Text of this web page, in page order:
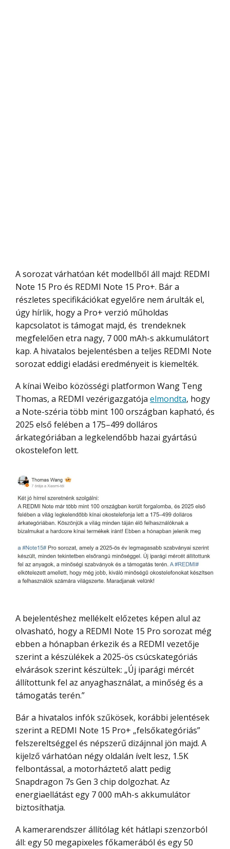
A sorozat várhatóan két modellből áll majd: REDMI
Note 15 Pro és REDMI Note 15 Pro+. Bár a
részletes specifikációkat egyelőre nem árulták el,
úgy hírlik, hogy a Pro+ verzió műholdas
kapcsolatot is támogat majd, és trendeknek
megfelelően etra nagy, 7 000 mAh-s akkumulátort
kap. A hivatalos bejelentésben a teljes REDMI Note
sorozat eddigi eladási eredményeit is kiemelték.
A kínai Weibo közösségi platformon Wang Teng
Thomas, a REDMI vezérigazgatója elmondta, hogy
a Note-széria több mint 100 országban kapható, és
2025 első felében a 175–499 dolláros
árkategóriában a legkelendőbb hazai gyártású
okostelefon lett.
A bejelentéshez mellékelt előzetes képen alul az
olvasható, hogy a REDMI Note 15 Pro sorozat még
ebben a hónapban érkezik és a REDMI vezetője
szerint a készülékek a 2025-ös csúcskategóriás
elvárások szerint készültek: „Új iparági mércét
állítottunk fel az anyaghasználat, a minőség és a
támogatás terén.”
Bár a hivatalos infók szűkösek, korábbi jelentések
szerint a REDMI Note 15 Pro+ „felsőkategóriás”
felszereltséggel és népszerű dizájnnal jön majd. A
kijelző várhatóan négy oldalán ívelt lesz, 1.5K
felbontással, a motorháztető alatt pedig
Snapdragon 7s Gen 3 chip dolgozhat. Az
energiaellátást egy 7 000 mAh-s akkumulátor
biztosíthatja.
A kamerarendszer állítólag két hátlapi szenzorból
áll: egy 50 megapixeles főkamerából és egy 50